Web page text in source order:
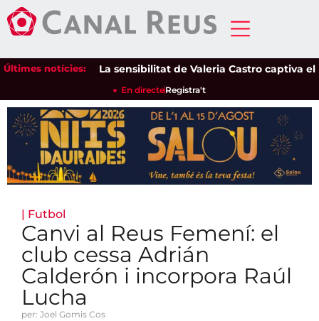
Últimes notícies:La sensibilitat de Valeria Castro captiva el
En directeRegistra't
| Futbol
Canvi al Reus Femení: el
club cessa Adrián
Calderón i incorpora Raúl
Lucha
per: Joel Gomis Cos